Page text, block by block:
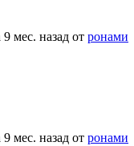
9 мес. назад от ронами
9 мес. назад от ронами